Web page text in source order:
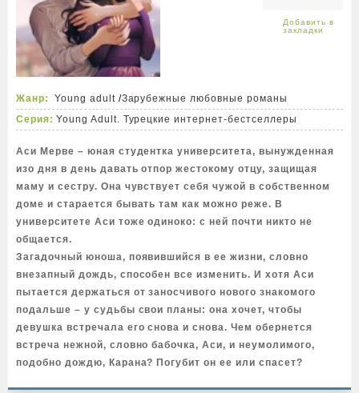
Жанр: Young adult/Зарубежные любовные романы
Серия: Young Adult. Турецкие интернет-бестселлеры
Аси Мерве – юная студентка университета, вынужденная
изо дня в день давать отпор жестокому отцу, защищая
маму и сестру. Она чувствует себя чужой в собственном
доме и старается бывать там как можно реже. В
университете Аси тоже одиноко: с ней почти никто не
общается.
Загадочный юноша, появившийся в ее жизни, словно
внезапный дождь, способен все изменить. И хотя Аси
пытается держаться от заносчивого нового знакомого
подальше – у судьбы свои планы: она хочет, чтобы
девушка встречала его снова и снова. Чем обернется
встреча нежной, словно бабочка, Аси, и неумолимого,
подобно дождю, Карана? Погубит он ее или спасет?